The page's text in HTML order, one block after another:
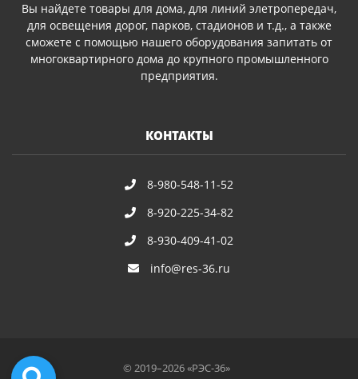
Вы найдете товары для дома, для линий элетропередач,
для освещения дорог, парков, стадионов и т.д., а также
сможете с помощью нашего оборудования запитать от
многоквартирного дома до крупного промышленного
предприятия.
КОНТАКТЫ
8-980-548-11-52
8-920-225-34-82
8-930-409-41-02
info@res-36.ru
© 2019–2026 «РЭС-36»